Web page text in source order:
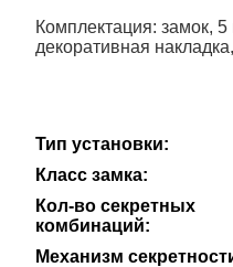
Комплектация: замок,
декоративная
Тип установки:
Класс замка:
Кол-во секретных
комбинаций:
Механизм